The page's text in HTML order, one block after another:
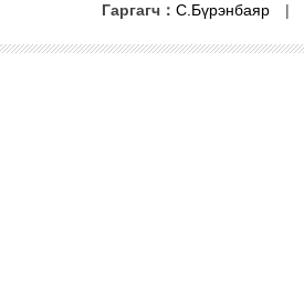
Гаргагч： С.Бүрэнбаяр |